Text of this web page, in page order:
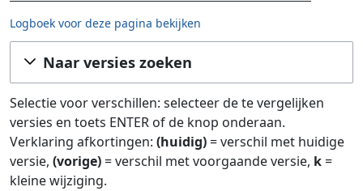
Logboek voor deze pagina bekijken
Ga naar:navigatie,zoeken
Naar versies zoeken
Selectie voor verschillen: selecteer de te vergelijken
versies en toets ENTER of de knop onderaan.
Verklaring afkortingen: (huidig)= verschil met huidige
versie, (vorige)= verschil met voorgaande versie, k=
kleine wijziging.